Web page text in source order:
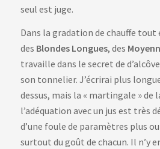
seul est juge.
Dans la gradation de chauffe
des Blondes Longues, des
travaille dans le secret de
son tonnelier. J’écrirai plus
dessus, mais la « martingale » de
l’adéquation avec un jus est très
d’une foule de paramètres plus
surtout du goût de chacun. Il n’y